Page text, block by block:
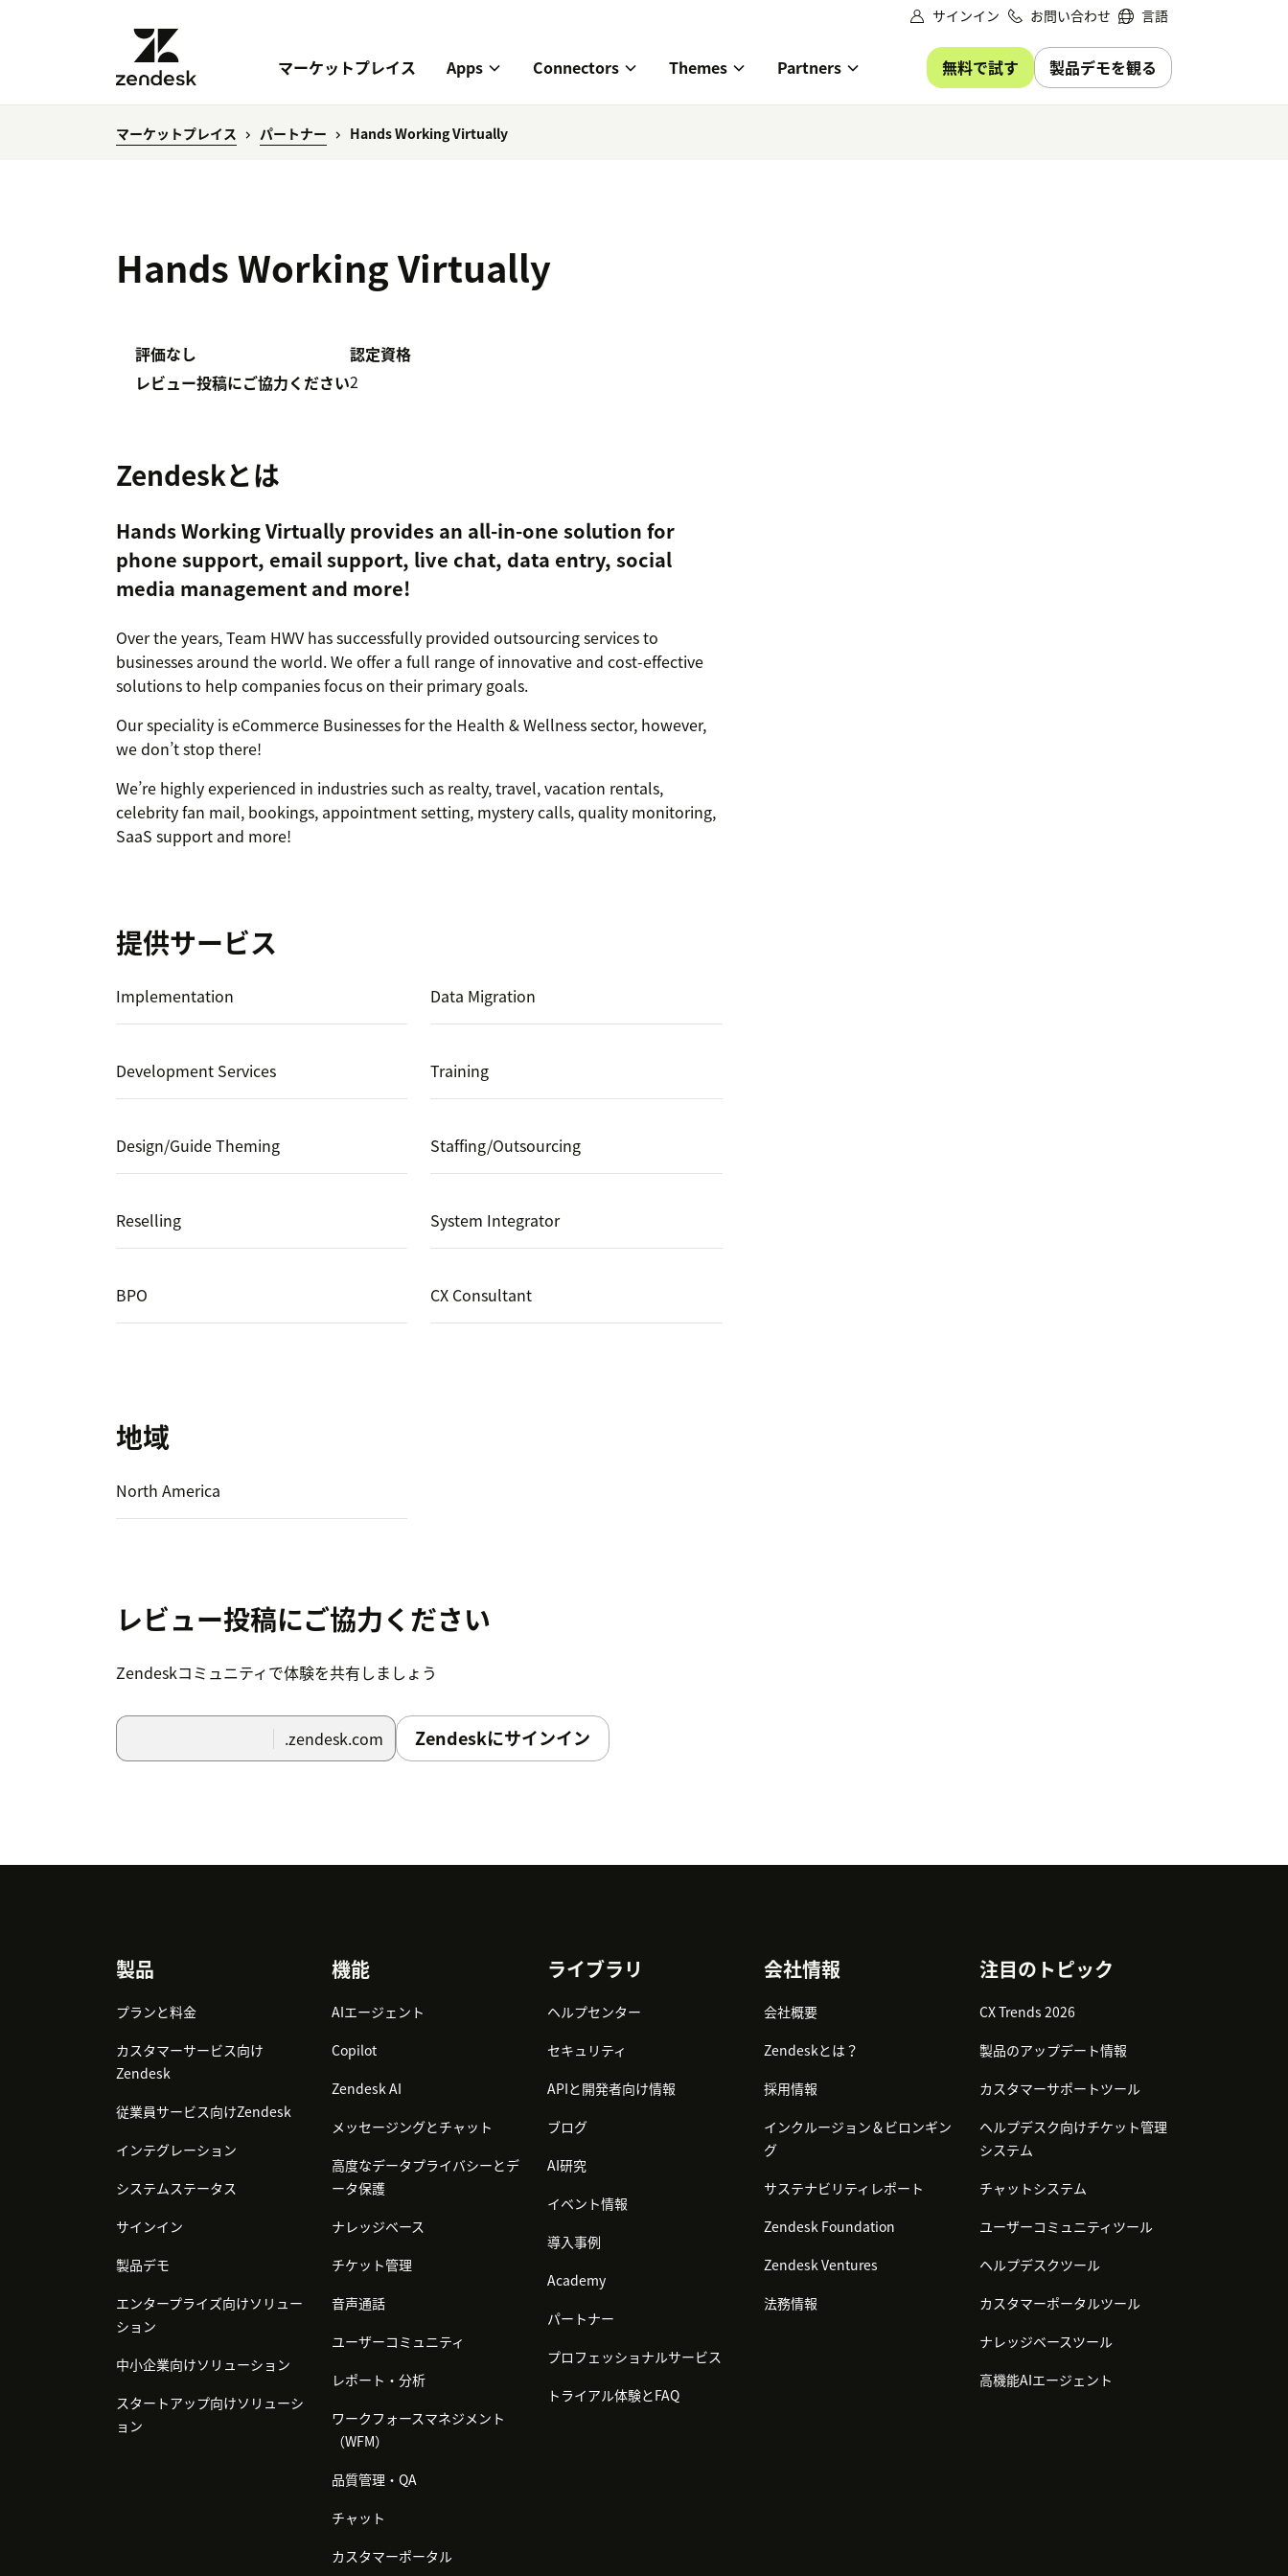
サインイン お問い合わせ 言語
マーケットプレイス Apps Connectors Themes Partners 無料で試す 製品デモを観る
マーケットプレイス パートナー Hands Working Virtually
Hands Working Virtually
評価なし
レビュー投稿にご協力ください
認定資格
2
Zendeskとは
Hands Working Virtually provides an all-in-one solution for
phone support, email support, live chat, data entry, social
media management and more!
Over the years, Team HWV has successfully provided outsourcing services to
businesses around the world. We offer a full range of innovative and cost-effective
solutions to help companies focus on their primary goals.
Our speciality is eCommerce Businesses for the Health & Wellness sector, however,
we don’t stop there!
We’re highly experienced in industries such as realty, travel, vacation rentals,
celebrity fan mail, bookings, appointment setting, mystery calls, quality monitoring,
SaaS support and more!
提供サービス
Implementation Data Migration
Development Services Training
Design/Guide Theming Staffing/Outsourcing
Reselling System Integrator
BPO CX Consultant
地域
North America
レビュー投稿にご協力ください
Zendeskコミュニティで体験を共有しましょう
.zendesk.com Zendeskにサインイン
製品
プランと料金
カスタマーサービス向け
Zendesk
従業員サービス向けZendesk
インテグレーション
システムステータス
サインイン
製品デモ
エンタープライズ向けソリュー
ション
中小企業向けソリューション
スタートアップ向けソリューシ
ョン
機能
AIエージェント
Copilot
Zendesk AI
メッセージングとチャット
高度なデータプライバシーとデ
ータ保護
ナレッジベース
チケット管理
音声通話
ユーザーコミュニティ
レポート・分析
ワークフォースマネジメント
（WFM）
品質管理・QA
チャット
カスタマーポータル
ライブラリ
ヘルプセンター
セキュリティ
APIと開発者向け情報
ブログ
AI研究
イベント情報
導入事例
Academy
パートナー
プロフェッショナルサービス
トライアル体験とFAQ
会社情報
会社概要
Zendeskとは？
採用情報
インクルージョン＆ビロンギン
グ
サステナビリティレポート
Zendesk Foundation
Zendesk Ventures
法務情報
注目のトピック
CX Trends 2026
製品のアップデート情報
カスタマーサポートツール
ヘルプデスク向けチケット管理
システム
チャットシステム
ユーザーコミュニティツール
ヘルプデスクツール
カスタマーポータルツール
ナレッジベースツール
高機能AIエージェント